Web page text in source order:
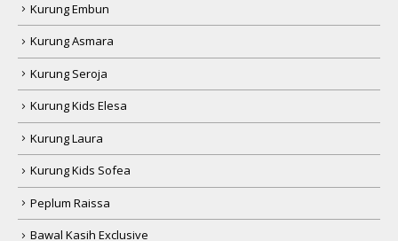
Kurung Embun
Kurung Asmara
Kurung Seroja
Kurung Kids Elesa
Kurung Laura
Kurung Kids Sofea
Peplum Raissa
Bawal Kasih Exclusive